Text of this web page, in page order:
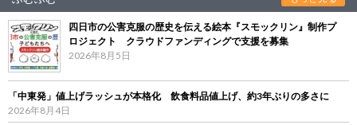
四日市の公害克服の歴史を伝える絵本『スモックリン』制作プ
ロジェクト クラウドファンディングで支援を募集
2026年8月5日
「中東発」値上げラッシュが本格化 飲食料品値上げ、約3年ぶりの多さに
2026年8月4日